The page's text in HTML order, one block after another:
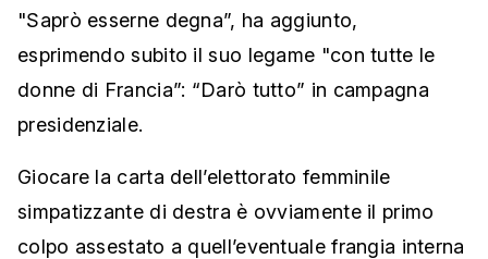
"Saprò esserne degna”, ha aggiunto,
esprimendo subito il suo legame "con tutte le
donne di Francia”: “Darò tutto” in campagna
presidenziale.
Giocare la carta dell’elettorato femminile
simpatizzante di destra è ovviamente il primo
colpo assestato a quell’eventuale frangia interna